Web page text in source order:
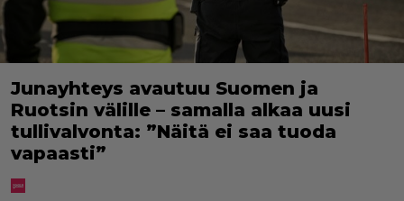
Junayhteys avautuu Suomen ja
Ruotsin välille – samalla alkaa uusi
tullivalvonta: ”Näitä ei saa tuoda
vapaasti”